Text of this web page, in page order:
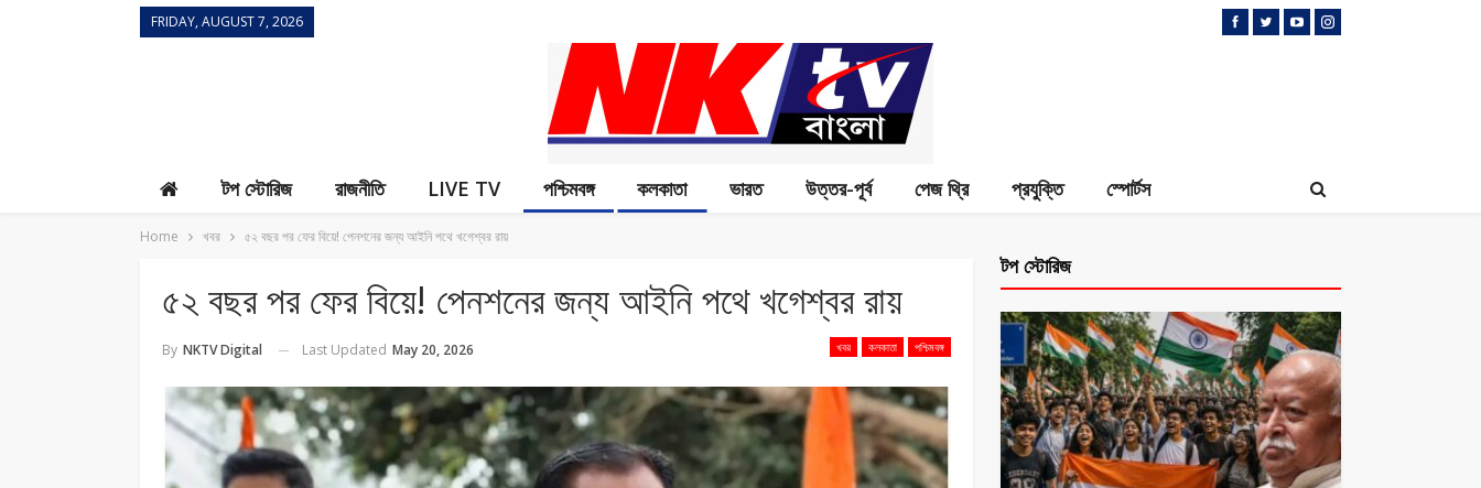
FRIDAY, AUGUST 7, 2026
টপ স্টোরিজ রাজনীতি LIVE TV পশ্চিমবঙ্গ কলকাতা ভারত উত্তর-পূর্ব পেজ থ্রি প্রযুক্তি স্পোর্টস
Home খবর ৫২ বছর পর ফের বিয়ে! পেনশনের জন্য আইনি পথে খগেশ্বর রায়
৫২ বছর পর ফের বিয়ে! পেনশনের জন্য আইনি পথে খগেশ্বর রায়
খবর কলকাতা পশ্চিমবঙ্গ
By NKTV Digital Last Updated May 20, 2026
টপ স্টোরিজ